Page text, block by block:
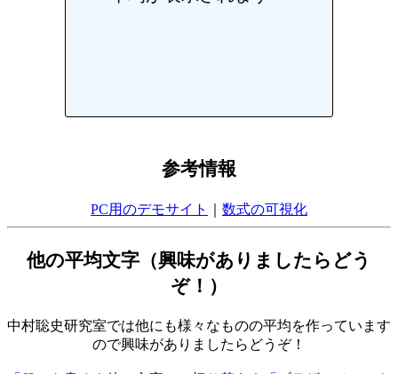
参考情報
PC用のデモサイト 数式の可視化
他の平均文字（興味がありましたらどう
ぞ！）
中村聡史研究室では他にも様々なものの平均を作っています
ので興味がありましたらどうぞ！